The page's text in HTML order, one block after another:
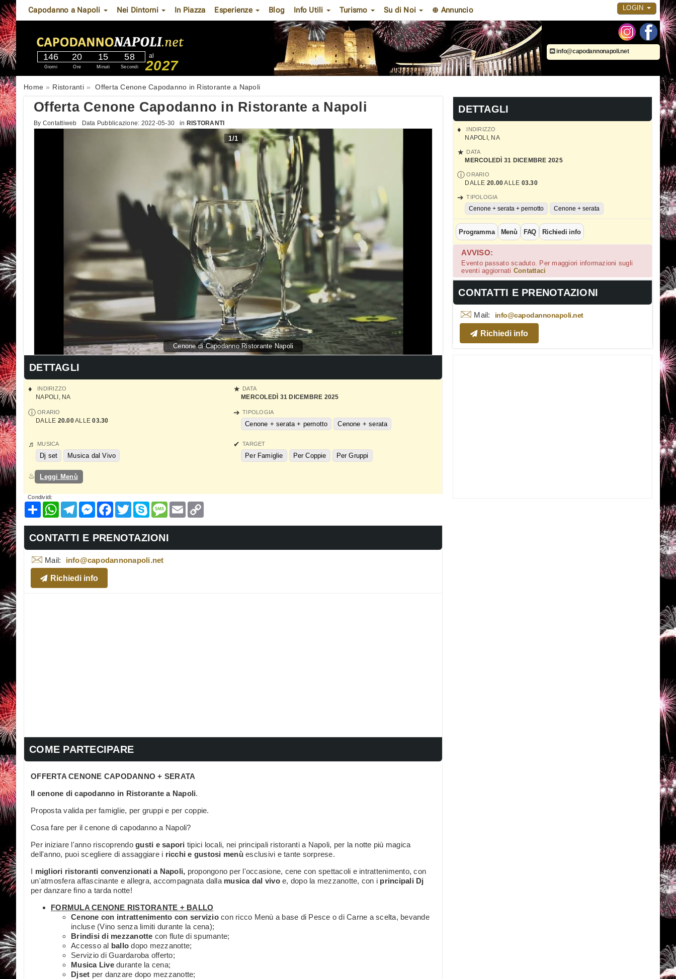
Capodanno a Napoli Nei Dintorni In Piazza Esperienze Blog Info Utili Turismo Su di Noi ⊕ Annuncio LOGIN
146
Giorni
20
Ore
15
Minuti
57
Secondi
al
2027
info@capodannonapoli.net
Home Ristoranti Offerta Cenone Capodanno in Ristorante a Napoli
Offerta Cenone Capodanno in Ristorante a Napoli
By Contattiweb Data Pubblicazione: 2022-05-30 in RISTORANTI
1/1
Cenone di Capodanno Ristorante Napoli
DETTAGLI
INDIRIZZO
NAPOLI , NA
DATA
MERCOLEDÌ 31 DICEMBRE 2025
ORARIO
DALLE 20.00ALLE 03.30
TIPOLOGIA
Cenone + serata + pernotto Cenone + serata
Programma Menù FAQ Richiedi info
AVVISO:
Evento passato scaduto. Per maggiori informazioni sugli
eventi aggiornati Contattaci
CONTATTI E PRENOTAZIONI
Mail: info@capodannonapoli.net
Richiedi info
DETTAGLI
INDIRIZZO
NAPOLI NA
DATA
MERCOLEDÌ 31 DICEMBRE 2025
ORARIO
DALLE 20.00ALLE03.30
TIPOLOGIA
Cenone + serata + pernotto Cenone + serata
MUSICA
Dj set Musica dal Vivo
TARGET
Per Famiglie Per Coppie Per Gruppi
Leggi Menù
Condividi:
CondividiWhatsAppTelegramMessenger
Facebook
TwitterSkypeMessage
Email
CONTATTI E PRENOTAZIONI
Mail: info@capodannonapoli.net
Richiedi info
COME PARTECIPARE
OFFERTA CENONE CAPODANNO + SERATA
Il cenone di capodanno in Ristorante a Napoli.
Proposta valida per famiglie, per gruppi e per coppie.
Cosa fare per il cenone di capodanno a Napoli?
Per iniziare l'anno riscoprendo gusti e sapori tipici locali, nei principali ristoranti a Napoli, per la notte più magica
dell'anno, puoi scegliere di assaggiare i ricchi e gustosi menùesclusivi e tante sorprese.
I migliori ristoranti convenzionati a Napoli, propongono per l'occasione, cene con spettacoli e intrattenimento, con
un'atmosfera affascinante e allegra, accompagnata dalla musica dal vivoe, dopo la mezzanotte, con i principali Dj
per danzare fino a tarda notte!
FORMULA CENONE RISTORANTE + BALLO
Cenone con intrattenimento con serviziocon ricco Menù a base di Pesce o di Carne a scelta, bevande
incluse (Vino senza limiti durante la cena);
Brindisi di mezzanotte con flute di spumante;
Accesso al ballo dopo mezzanotte;
Servizio di Guardaroba offerto;
Musica Livedurante la cena;
Djset per danzare dopo mezzanotte;